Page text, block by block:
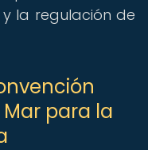
la regulación de
para la